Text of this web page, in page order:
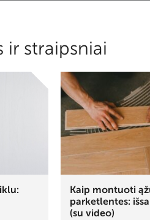
ir straipsniai
Kaip montuoti
parketlentes:
(su video)